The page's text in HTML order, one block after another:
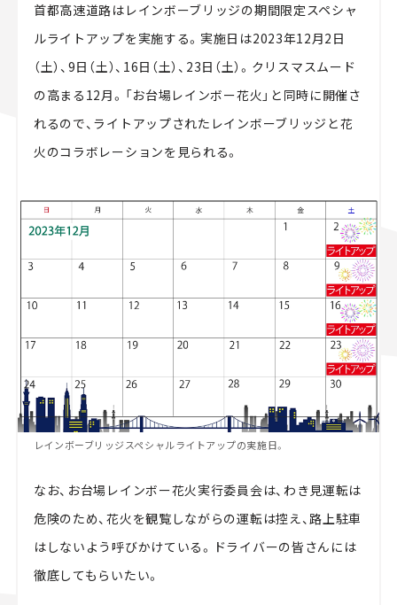
首都高速道路はレインボーブリッジの期間限定スペシャ
ルライトアップを実施する。実施日は2023年12月2日
（土）、9日（土）、16日（土）、23日（土）。クリスマスムード
の高まる12月。「お台場レインボー花火」と同時に開催さ
れるので、ライトアップされたレインボーブリッジと花
火のコラボレーションを見られる。
レインボーブリッジスペシャルライトアップの実施日。
なお、お台場レインボー花火実行委員会は、わき見運転は
危険のため、花火を観覧しながらの運転は控え、路上駐車
はしないよう呼びかけている。ドライバーの皆さんには
徹底してもらいたい。